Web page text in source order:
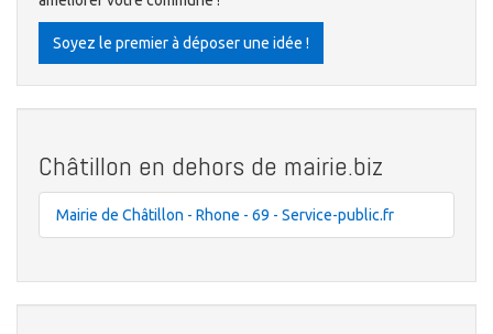
Soyez le premier à déposer une idée !
Châtillon en dehors de mairie.biz
Mairie de Châtillon - Rhone - 69 - Service-public.fr